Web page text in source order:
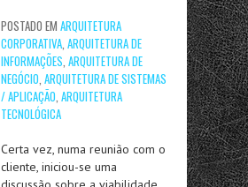
POSTADO EM ARQUITETURA
CORPORATIVA, ARQUITETURA DE
INFORMAÇÕES, ARQUITETURA DE
NEGÓCIO, ARQUITETURA DE SISTEMAS
/ APLICAÇÃO, ARQUITETURA
TECNOLÓGICA
Certa vez, numa reunião com o
cliente, iniciou-se uma